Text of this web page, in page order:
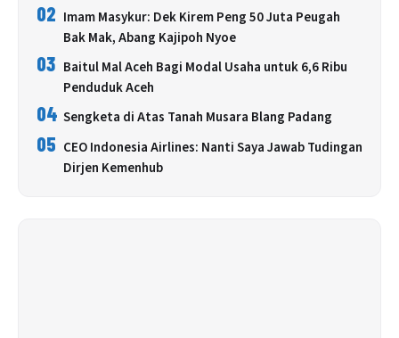
02 Imam Masykur: Dek Kirem Peng 50 Juta Peugah
Bak Mak, Abang Kajipoh Nyoe
03 Baitul Mal Aceh Bagi Modal Usaha untuk 6,6 Ribu
Penduduk Aceh
04 Sengketa di Atas Tanah Musara Blang Padang
05 CEO Indonesia Airlines: Nanti Saya Jawab Tudingan
Dirjen Kemenhub